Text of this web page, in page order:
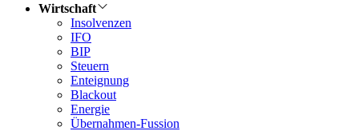
Wirtschaft
Insolvenzen
IFO
BIP
Steuern
Enteignung
Blackout
Energie
Übernahmen-Fussion